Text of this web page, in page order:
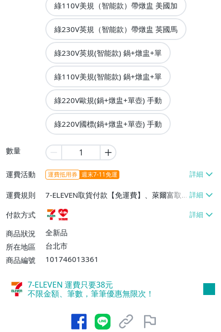
綠110V美規（智能款）帶燉盅 美國加
綠230V英規（智能款）帶燉盅 英國馬
綠230V英規(智能款) 鍋+燉盅+單
綠110V美規(智能款) 鍋+燉盅+單
綠220V歐規(鍋+燉盅+單壺) 手動
綠220V國標(鍋+燉盅+單壺) 手動
數量
運費活動 運費抵用券 週末7-11免運
運費規則
7-ELEVEN取貨付款【免運費】、萊爾富取
貨付款【免運費】
付款方式
商品狀況
全新品
所在地區
台北市
商品編號
101746013361
7-ELEVEN 運費只要38元
不限金額、筆數，筆筆優惠無限次！